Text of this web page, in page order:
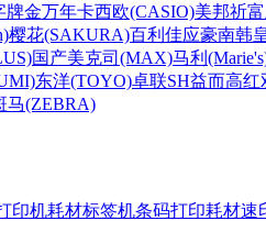
牌金万年卡西欧(CASIO)美邦祈富
樱花(SAKURA)百利佳应豪南韩
国产美克司(MAX)马利
东洋(TOYO)卓联SH益而高红
马(ZEBRA)
印机耗材标签机条码打印耗材速